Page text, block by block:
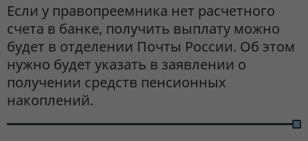
Если у правопреемника нет расчетного
счета в банке, получить выплату можно
будет в отделении Почты России. Об этом
нужно будет указать в заявлении о
получении средств пенсионных
накоплений.